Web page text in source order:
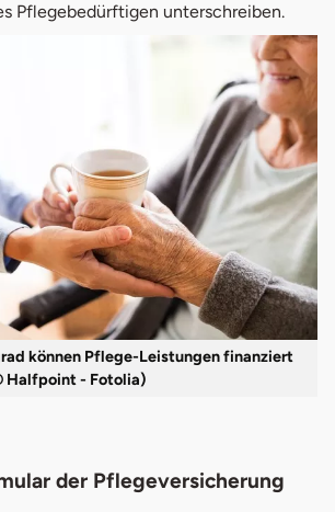
Pflegebedürftigen unterschreiben.
können Pflege-Leistungen finanziert
Halfpoint - Fotolia)
der Pflegeversicherung